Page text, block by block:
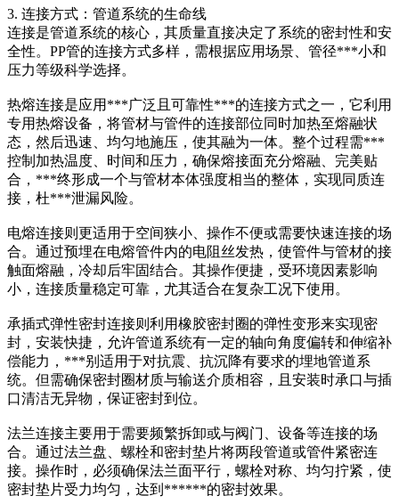
3. 连接方式：管道系统的生命线
连接是管道系统的核心，其质量直接决定了系统的密封性和安
全性。PP管的连接方式多样，需根据应用场景、管径***小和
压力等级科学选择。
热熔连接是应用***广泛且可靠性***的连接方式之一，它利用
专用热熔设备，将管材与管件的连接部位同时加热至熔融状
态，然后迅速、均匀地施压，使其融为一体。整个过程需***
控制加热温度、时间和压力，确保熔接面充分熔融、完美贴
合，***终形成一个与管材本体强度相当的整体，实现同质连
接，杜***泄漏风险。
电熔连接则更适用于空间狭小、操作不便或需要快速连接的场
合。通过预埋在电熔管件内的电阻丝发热，使管件与管材的接
触面熔融，冷却后牢固结合。其操作便捷，受环境因素影响
小，连接质量稳定可靠，尤其适合在复杂工况下使用。
承插式弹性密封连接则利用橡胶密封圈的弹性变形来实现密
封，安装快捷，允许管道系统有一定的轴向角度偏转和伸缩补
偿能力，***别适用于对抗震、抗沉降有要求的埋地管道系
统。但需确保密封圈材质与输送介质相容，且安装时承口与插
口清洁无异物，保证密封到位。
法兰连接主要用于需要频繁拆卸或与阀门、设备等连接的场
合。通过法兰盘、螺栓和密封垫片将两段管道或管件紧密连
接。操作时，必须确保法兰面平行，螺栓对称、均匀拧紧，使
密封垫片受力均匀，达到******的密封效果。